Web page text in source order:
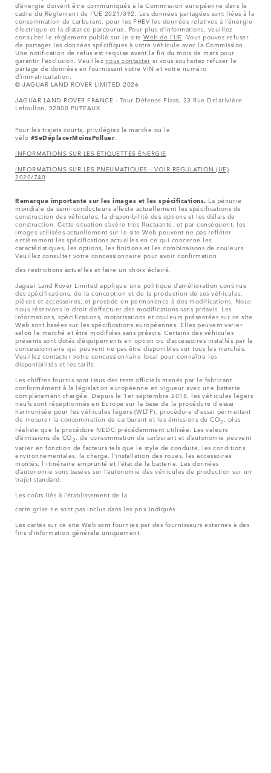
d’énergie doivent être communiqués à la Commission européenne dans le
cadre du Règlement de l’UE 2021/392. Les données partagées sont liées à la
consommation de carburant, pour les PHEV les données relatives à l’énergie
électrique et la distance parcourue. Pour plus d’informations, veuillez
consulter le règlement publié sur le site Web de l’UE . Vous pouvez refuser
de partager les données spécifiques à votre véhicule avec la Commission.
Une notification de refus est requise avant la fin du mois de mars pour
garantir l’exclusion. Veuillez nous contacter si vous souhaitez refuser le
partage de données en fournissant votre VIN et votre numéro
d’immatriculation.
© JAGUAR LAND ROVER LIMITED 2026
JAGUAR LAND ROVER FRANCE - Tour Défense Plaza, 23 Rue Delarivière
Lefoullon, 92800 PUTEAUX
Pour les trajets courts, privilégiez la marche ou le
vélo #SeDéplacerMoinsPolluer
INFORMATIONS SUR LES ÉTIQUETTES ÉNERGIE
INFORMATIONS SUR LES PNEUMATIQUES – VOIR REGULATION (UE)
2020/740
Remarque importante sur les images et les spécifications. La pénurie
mondiale de semi-conducteurs affecte actuellement les spécifications de
construction des véhicules, la disponibilité des options et les délais de
construction. Cette situation s’avère très fluctuante, et par conséquent, les
images utilisées actuellement sur le site Web peuvent ne pas refléter
entièrement les spécifications actuelles en ce qui concerne les
caractéristiques, les options, les finitions et les combinaisons de couleurs.
Veuillez consulter votre concessionnaire pour avoir confirmation
des restrictions actuelles et faire un choix éclairé.
Jaguar Land Rover Limited applique une politique d’amélioration continue
des spécifications, de la conception et de la production de ses véhicules,
pièces et accessoires, et procède en permanence à des modifications. Nous
nous réservons le droit d’effectuer des modifications sans préavis. Les
informations, spécifications, motorisations et couleurs présentées sur ce site
Web sont basées sur les spécifications européennes. Elles peuvent varier
selon le marché et être modifiées sans préavis. Certains des véhicules
présents sont dotés d’équipements en option ou d’accessoires installés par le
concessionnaire qui peuvent ne pas être disponibles sur tous les marchés.
Veuillez contacter votre concessionnaire local pour connaître les
disponibilités et les tarifs.
Les chiffres fournis sont issus des tests officiels menés par le fabricant
conformément à la législation européenne en vigueur avec une batterie
complètement chargée. Depuis le 1er septembre 2018, les véhicules légers
neufs sont réceptionnés en Europe sur la base de la procédure d'essai
harmonisée pour les véhicules légers (WLTP), procédure d'essai permettant
de mesurer la consommation de carburant et les émissions de CO2
, plus
réaliste que la procédure NEDC précédemment utilisée. Les valeurs
d’émissions de CO2
, de consommation de carburant et d’autonomie peuvent
varier en fonction de facteurs tels que le style de conduite, les conditions
environnementales, la charge, l’installation des roues, les accessoires
montés, l'itinéraire emprunté et l’état de la batterie. Les données
d’autonomie sont basées sur l’autonomie des véhicules de production sur un
trajet standard.
Les coûts liés à l’établissement de la
carte grise ne sont pas inclus dans les prix indiqués.
Les cartes sur ce site Web sont fournies par des fournisseurs externes à des
fins d’information générale uniquement.